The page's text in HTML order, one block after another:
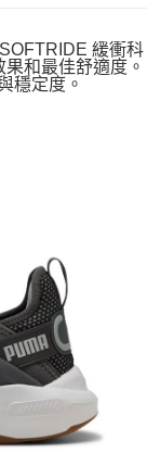
緩衝科
和最佳舒適度。
穩定度。